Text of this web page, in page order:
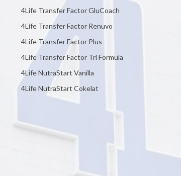
4Life Transfer Factor GluCoach
4Life Transfer Factor Renuvo
4Life Transfer Factor Plus
4Life Transfer Factor Tri Formula
4Life NutraStart Vanilla
4Life NutraStart Cokelat